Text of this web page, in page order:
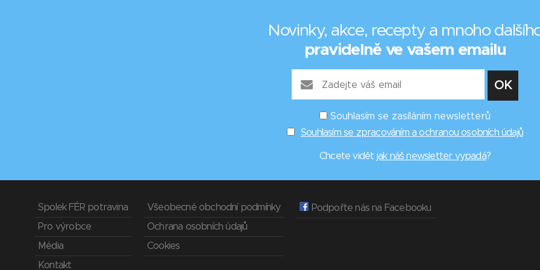
Novinky, akce, recepty a mnoho
pravidelně ve vašem emailu
Souhlasím se zasíláním newsletterů
Souhlasím se zpracováním a ochranou osobních údajů
Chcete vidět jak náš newsletter vypadá?
Spolek FÉR potravina
Pro výrobce
Média
Kontakt
Všeobecné obchodní podmínky
Ochrana osobních údajů
Cookies
Podpořte nás na Facebooku